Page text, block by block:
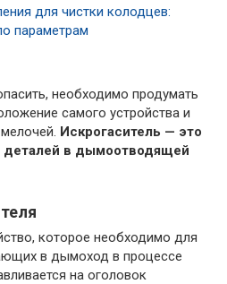
для чистки колодцев:
параметрам
необходимо продумать
самого устройства и
Искрогаситель — это
деталей в дымоотводящей
которое необходимо для
в дымоход в процессе
на оголовок